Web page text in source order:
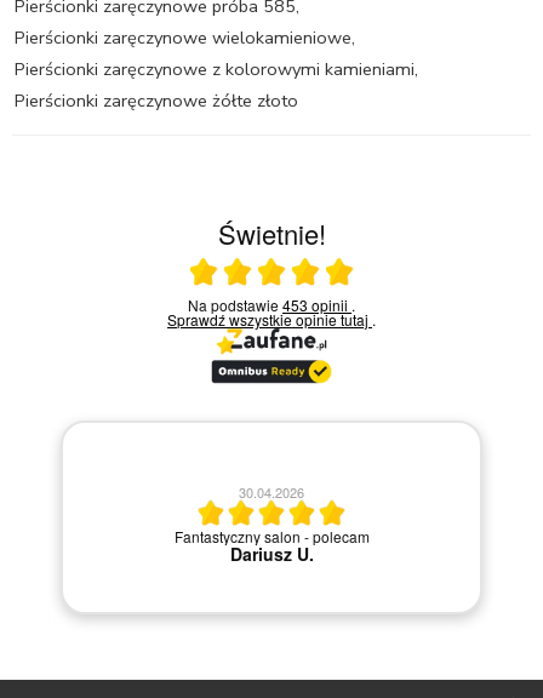
Pierścionki zaręczynowe próba 585,
Pierścionki zaręczynowe wielokamieniowe,
Pierścionki zaręczynowe z kolorowymi kamieniami,
Pierścionki zaręczynowe żółte złoto
Świetnie!
Ocena średnia 5 na 5
Na podstawie453 opinii .
Sprawdź wszystkie opinietutaj .
30.04.2026
Fantastyczny salon - polecam
Dariusz U.